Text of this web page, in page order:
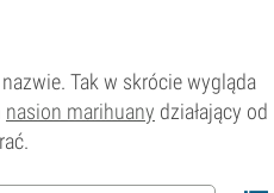
Tak w skrócie wygląda
nasion marihuany działający od